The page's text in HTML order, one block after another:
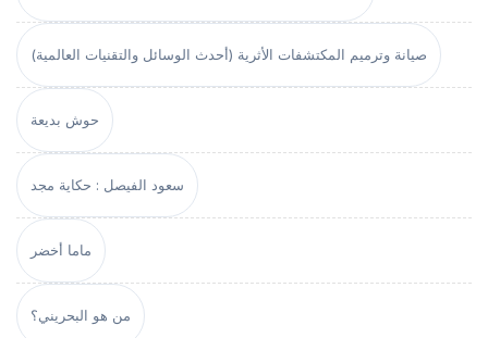
صيانة وترميم المكتشفات الأثرية (أحدث الوسائل والتقنيات العالمية)
حوش بديعة
سعود الفيصل : حكاية مجد
ماما أخضر
من هو البحريني؟